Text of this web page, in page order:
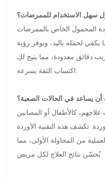
سهل الاستخدام للممرضات؟
المحمول الخاص بالممرضات
يكفي لحمله باليد، ويوفر رؤية
دقائق معدودة، مما يتيح لكِ
أن يساعد في الحالات الصعبة؟
كالأطفال أو المصابين
تكشف هذه التقنية الأوردة
من المحاولة الأولى، مما
يُحسّن نتائج العلاج لكل مريض.